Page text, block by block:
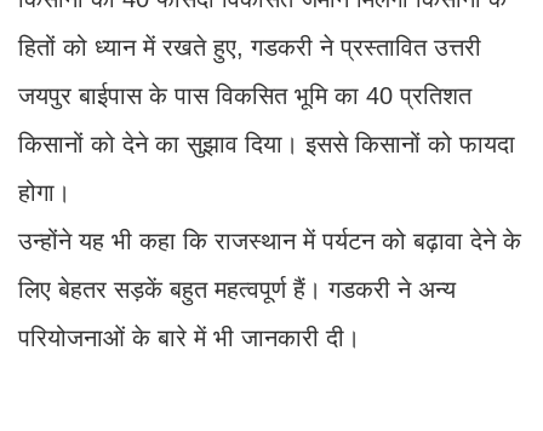
हितों को ध्यान में रखते हुए, गडकरी ने प्रस्तावित उत्तरी
जयपुर बाईपास के पास विकसित भूमि का 40 प्रतिशत
किसानों को देने का सुझाव दिया। इससे किसानों को फायदा
होगा।
उन्होंने यह भी कहा कि राजस्थान में पर्यटन को बढ़ावा देने के
लिए बेहतर सड़कें बहुत महत्वपूर्ण हैं। गडकरी ने अन्य
परियोजनाओं के बारे में भी जानकारी दी।